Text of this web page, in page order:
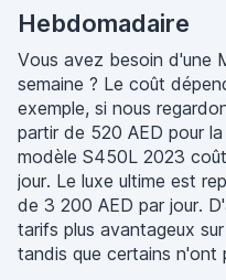
Hebdomadaire
Vous avez besoin d'une
semaine ? Le coût
exemple, si nous
partir de 520 AED pour
modèle S450L 2023
jour. Le luxe ultime est
de 3 200 AED par jour.
tarifs plus avantageux
tandis que certains n'ont